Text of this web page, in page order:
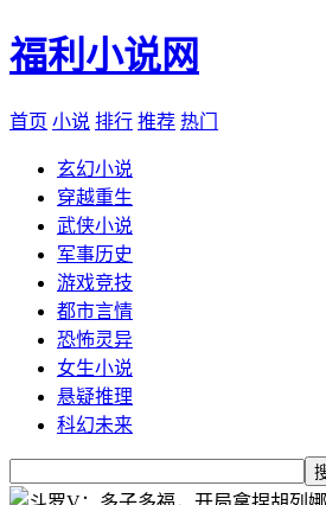
福利小说网
首页 小说 排行 推荐 热门
玄幻小说
穿越重生
武侠小说
军事历史
游戏竞技
都市言情
恐怖灵异
女生小说
悬疑推理
科幻未来